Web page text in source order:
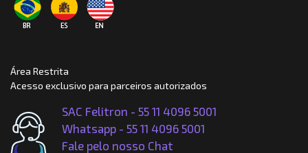
Área Restrita
Acesso exclusivo para parceiros autorizados
SAC Felitron - 55 11 4096 5001
Whatsapp - 55 11 4096 5001
Fale pelo nosso Chat